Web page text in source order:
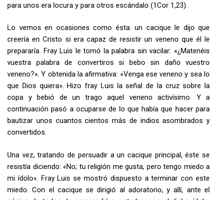
para unos era locura y para otros escándalo (1Cor 1,23).
Lo vemos en ocasiones como ésta: un cacique le dijo que
creería en Cristo si era capaz de resistir un veneno que él le
prepararía. Fray Luis le tomó la palabra sin vacilar: «¿Matenéis
vuestra palabra de convertiros si bebo sin daño vuestro
veneno?». Y obtenida la afirmativa: «Venga ese veneno y sea lo
que Dios quiera». Hizo fray Luis la señal de la cruz sobre la
copa y bebió de un trago aquel veneno activísimo. Y a
continuación pasó a ocuparse de lo que había que hacer para
bautizar unos cuantos cientos más de indios asombrados y
convertidos.
Una vez, tratando de persuadir a un cacique principal, éste se
resistía diciendo: «No; tu religión me gusta, pero tengo miedo a
mi ídolo». Fray Luis se mostró dispuesto a terminar con este
miedo. Con el cacique se dirigió al adoratorio, y allí, ante el